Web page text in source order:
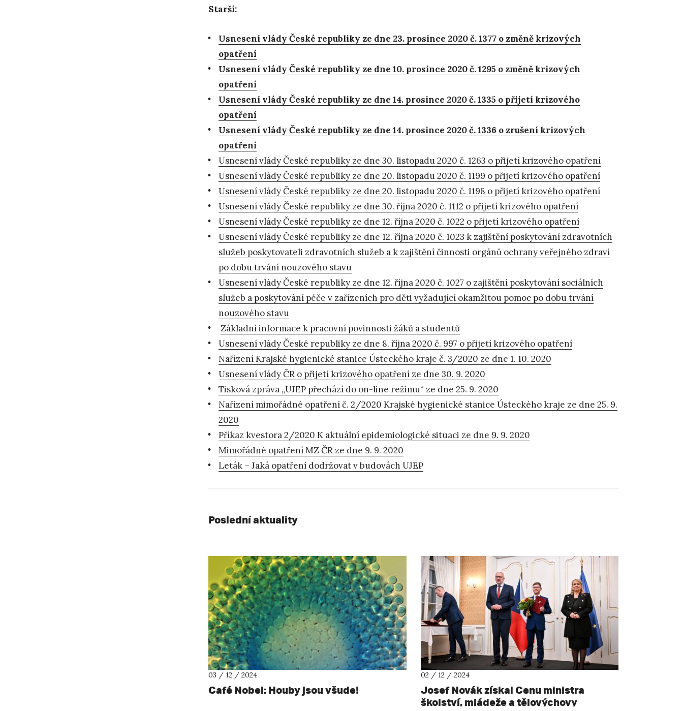
Starší:
Usnesení vlády České republiky ze dne 23. prosince 2020 č. 1377 o změně krizových
opatření
Usnesení vlády České republiky ze dne 10. prosince 2020 č. 1295 o změně krizových
opatření
Usnesení vlády České republiky ze dne 14. prosince 2020 č. 1335 o přijetí krizového
opatření
Usnesení vlády České republiky ze dne 14. prosince 2020 č. 1336 o zrušení krizových
opatření
Usnesení vlády České republiky ze dne 30. listopadu 2020 č. 1263 o přijetí krizového opatření
Usnesení vlády České republiky ze dne 20. listopadu 2020 č. 1199 o přijetí krizového opatření
Usnesení vlády České republiky ze dne 20. listopadu 2020 č. 1198 o přijetí krizového opatření
Usnesení vlády České republiky ze dne 30. října 2020 č. 1112 o přijetí krizového opatření
Usnesení vlády České republiky ze dne 12. října 2020 č. 1022 o přijetí krizového opatření
Usnesení vlády České republiky ze dne 12. října 2020 č. 1023 k zajištění poskytování zdravotních
služeb poskytovateli zdravotních služeb a k zajištění činnosti orgánů ochrany veřejného zdraví
po dobu trvání nouzového stavu
Usnesení vlády České republiky ze dne 12. října 2020 č. 1027 o zajištění poskytování sociálních
služeb a poskytování péče v zařízeních pro děti vyžadující okamžitou pomoc po dobu trvání
nouzového stavu
Základní informace k pracovní povinnosti žáků a studentů
Usnesení vlády České republiky ze dne 8. října 2020 č. 997 o přijetí krizového opatření
Nařízení Krajské hygienické stanice Ústeckého kraje č. 3/2020 ze dne 1. 10. 2020
Usnesení vlády ČR o přijetí krizového opatření ze dne 30. 9. 2020
Tisková zpráva „UJEP přechází do on-line režimu“ ze dne 25. 9. 2020
Nařízení mimořádné opatření č. 2/2020 Krajské hygienické stanice Ústeckého kraje ze dne 25. 9.
2020
Příkaz kvestora 2/2020 K aktuální epidemiologické situaci ze dne 9. 9. 2020
Mimořádné opatření MZ ČR ze dne 9. 9. 2020
Leták – Jaká opatření dodržovat v budovách UJEP
Poslední aktuality
03 / 12 / 2024
Café Nobel: Houby jsou všude!
02 / 12 / 2024
Josef Novák získal Cenu ministra
školství, mládeže a tělovýchovy